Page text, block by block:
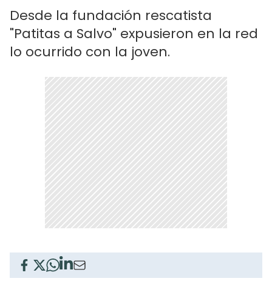
Desde la fundación rescatista
"Patitas a Salvo" expusieron en la red
lo ocurrido con la joven.